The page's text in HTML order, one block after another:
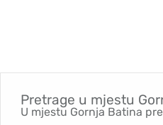
Pretrage u mjestu
U mjestu Gornja Batina